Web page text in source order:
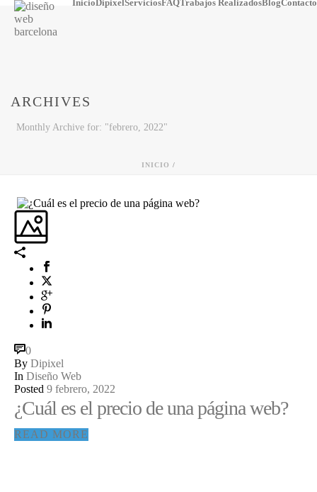
InicioDipixelServiciosFAQTrabajos RealizadosBlogContacto
ARCHIVES
Monthly Archive for: "febrero, 2022"
INICIO /
0
By Dipixel
In Diseño Web
Posted 9 febrero, 2022
¿Cuál es el precio de una página web?
READ MORE